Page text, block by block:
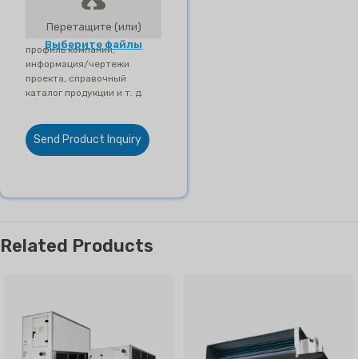
Перетащите (или)
Выберите файлы
профиль компании,
информация/чертежи
проекта, справочный
каталог продукции и т. д.
Send Product Inquiry
Related Products